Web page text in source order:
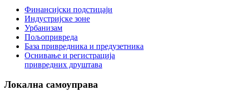
Финансијски подстицаји
Индустријске зоне
Урбанизам
Пољопривреда
База привредника и предузетника
Оснивање и регистрација
привредних друштава
Локална самоуправа